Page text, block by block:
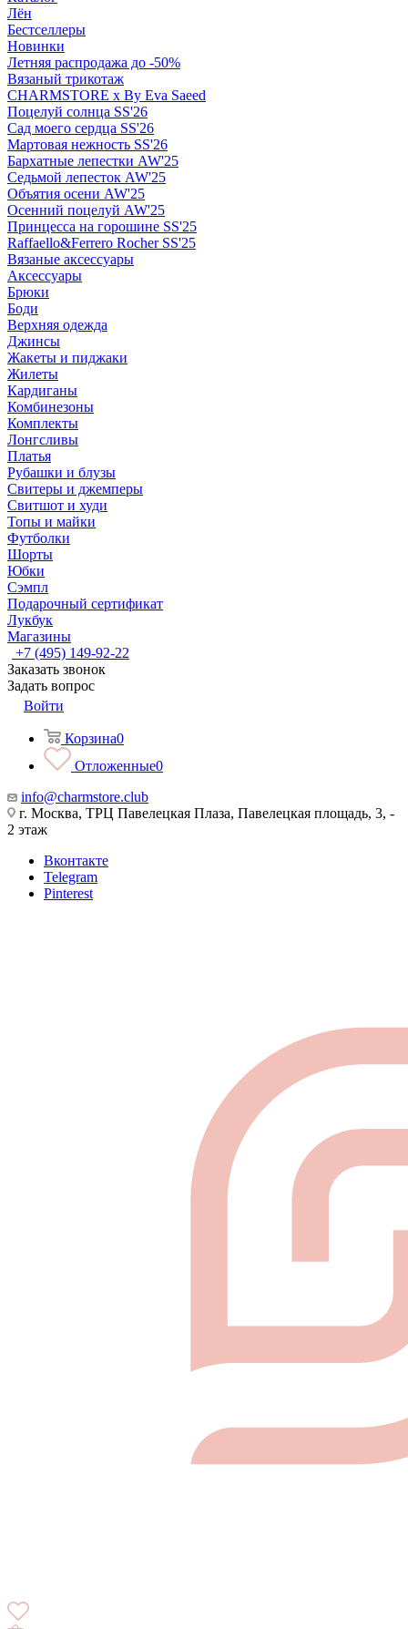
Лён
Бестселлеры
Новинки
Летняя распродажа до -50%
Вязаный трикотаж
CHARMSTORE х By Eva Saeed
Поцелуй солнца SS'26
Сад моего сердца SS'26
Мартовая нежность SS'26
Бархатные лепестки AW'25
Седьмой лепесток AW'25
Объятия осени AW'25
Осенний поцелуй AW'25
Принцесса на горошине SS'25
Raffaello&Ferrero Rocher SS'25
Вязаные аксессуары
Аксессуары
Брюки
Боди
Верхняя одежда
Джинсы
Жакеты и пиджаки
Жилеты
Кардиганы
Комбинезоны
Комплекты
Лонгсливы
Платья
Рубашки и блузы
Свитеры и джемперы
Свитшот и худи
Топы и майки
Футболки
Шорты
Юбки
Сэмпл
Подарочный сертификат
Лукбук
Магазины
+7 (495) 149-92-22
Заказать звонок
Задать вопрос
Войти
Корзина0
Отложенные0
info@charmstore.club
г. Москва, ТРЦ Павелецкая Плаза, Павелецкая площадь, 3, -
2 этаж
Вконтакте
Telegram
Pinterest